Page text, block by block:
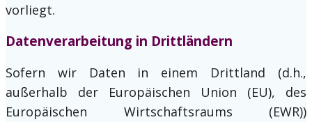
vorliegt.
Datenverarbeitung in Drittländern
Sofern wir Daten in einem Drittland (d.h.,
außerhalb der Europäischen Union (EU), des
Europäischen Wirtschaftsraums (EWR))